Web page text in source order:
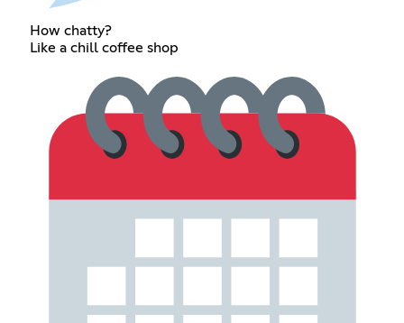
How chatty?
Like a chill coffee shop